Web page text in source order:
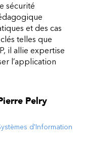
sécurité
et des cas
telles que
il allie expertise
l’application
Pelry
d'Information